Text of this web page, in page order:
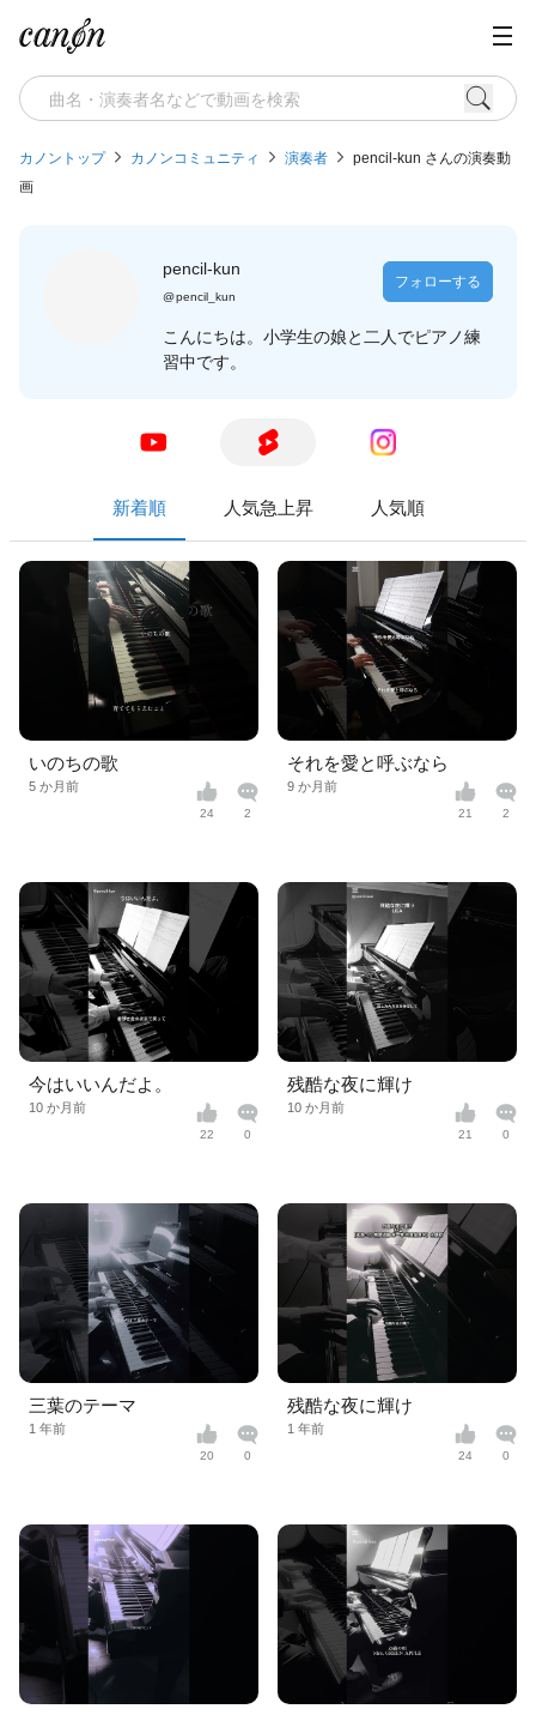
カノントップ カノンコミュニティ 演奏者
pencil-kun さんの演奏動
画
pencil-kun
@pencil_kun
フォローする
こんにちは。小学生の娘と二人でピアノ練
習中です。
新着順 人気急上昇 人気順
いのちの歌
5 か月前
24 2
それを愛と呼ぶなら
9 か月前
21 2
今はいいんだよ。
10 か月前
22 0
残酷な夜に輝け
10 か月前
21 0
三葉のテーマ
1 年前
20 0
残酷な夜に輝け
1 年前
24 0